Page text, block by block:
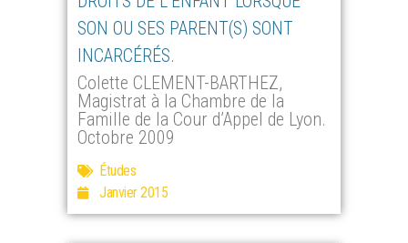
SON OU SES PARENT(S) SONT
INCARCÉRÉS.
Colette CLEMENT-BARTHEZ,
Magistrat à la Chambre de la
Famille de la Cour d’Appel de Lyon.
Octobre 2009
Études
Janvier 2015